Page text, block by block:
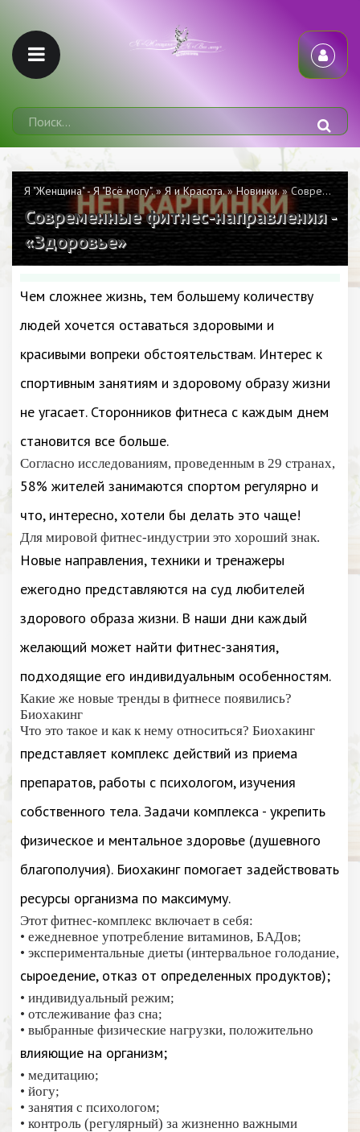
Я "Женщина" - Я "Всё могу".»Я и Красота.»Новинки.» Современные фитнес-направления - «Здоровье»
Современные фитнес-направления -
«Здоровье»
Чем сложнее жизнь, тем большему количеству
людей хочется оставаться здоровыми и
красивыми вопреки обстоятельствам. Интерес к
спортивным занятиям и здоровому образу жизни
не угасает. Сторонников фитнеса с каждым днем
становится все больше.
Согласно исследованиям, проведенным в 29 странах,
58% жителей занимаются спортом регулярно и
что, интересно, хотели бы делать это чаще!
Для мировой фитнес-индустрии это хороший знак.
Новые направления, техники и тренажеры
ежегодно представляются на суд любителей
здорового образа жизни. В наши дни каждый
желающий может найти фитнес-занятия,
подходящие его индивидуальным особенностям.
Какие же новые тренды в фитнесе появились?
Биохакинг
Что это такое и как к нему относиться? Биохакинг
представляет комплекс действий из приема
препаратов, работы с психологом, изучения
собственного тела. Задачи комплекса - укрепить
физическое и ментальное здоровье (душевного
благополучия). Биохакинг помогает задействовать
ресурсы организма по максимуму.
Этот фитнес-комплекс включает в себя:
• ежедневное употребление витаминов, БАДов;
• экспериментальные диеты (интервальное голодание,
сыроедение, отказ от определенных продуктов);
• индивидуальный режим;
• отслеживание фаз сна;
• выбранные физические нагрузки, положительно
влияющие на организм;
• медитацию;
• йогу;
• занятия с психологом;
• контроль (регулярный) за жизненно важными